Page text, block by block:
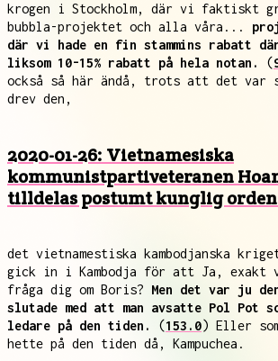
krogen i Stockholm, där vi faktiskt
bubbla-projektet och alla våra...
där vi hade en fin stammins rabatt
liksom 10-15% rabatt på hela notan.
(
också så här ändå, trots att det var
drev den,
2020-01-26: Vietnamesiska
kommunistpartiveteranen
tilldelas postumt kunglig
det vietnamestiska kambodjanska
gick in i Kambodja för att Ja, exakt
fråga dig om Boris? Men det var ju
slutade med att man avsatte Pol Pot
ledare på den tiden.
(153.0) Eller
hette på den tiden då, Kampuchea.